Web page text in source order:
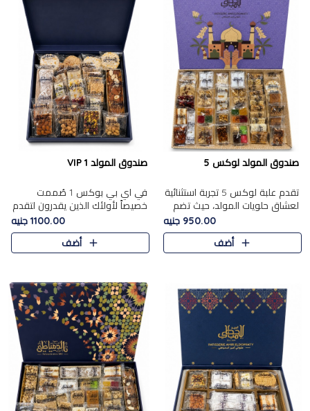
صندوق المولد لوكس 5
تقدم علبة لوكس 5 تجربة استثنائية
لعشاق حلويات المولد، حيث تضم
42 قطعة من تشكيلة فاخرة تجمع
بين أشهر الأصناف التقليدية وأصناف
مميزة مختارة بع..
950.00 جنيه
أضف
صندوق المولد VIP 1
في اي بي بوكس 1 صُممت
خصيصاً لأولئك الذين يقدرون لتقدم
تجربة استثنائية بوكس تجمع بين
أفخر حلويات المولد المصري مع
تشكيلة مختارة من الأصناف ..
1100.00 جنيه
أضف